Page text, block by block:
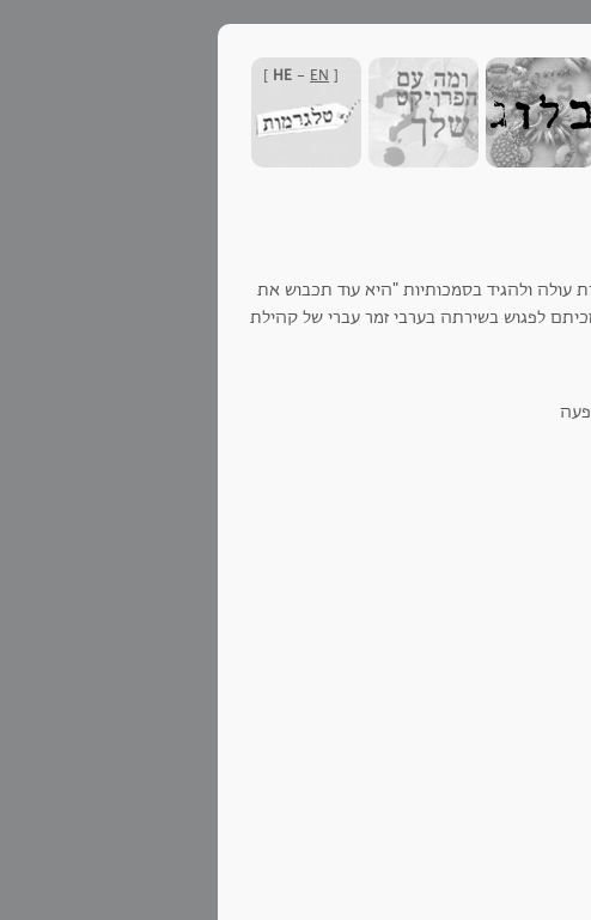
[
HE - EN
]
עולה ולהגיד בסמכותיות "היא עוד תכבוש את
לפגוש בשירתה בערבי זמר עברי של קהילת